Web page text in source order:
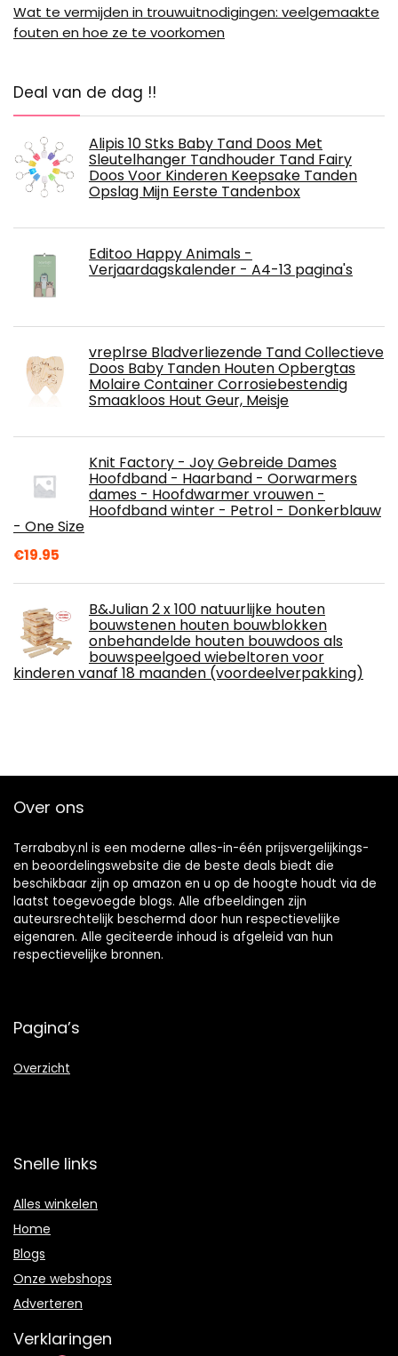
Wat te vermijden in trouwuitnodigingen: veelgemaakte
fouten en hoe ze te voorkomen
Deal van de dag !!
Alipis 10 Stks Baby Tand Doos Met
Sleutelhanger Tandhouder Tand Fairy
Doos Voor Kinderen Keepsake Tanden
Opslag Mijn Eerste Tandenbox
Editoo Happy Animals -
Verjaardagskalender - A4-13 pagina's
vreplrse Bladverliezende Tand Collectieve
Doos Baby Tanden Houten Opbergtas
Molaire Container Corrosiebestendig
Smaakloos Hout Geur, Meisje
Knit Factory - Joy Gebreide Dames
Hoofdband - Haarband - Oorwarmers
dames - Hoofdwarmer vrouwen -
Hoofdband winter - Petrol - Donkerblauw
- One Size
€19.95
B&Julian 2 x 100 natuurlijke houten
bouwstenen houten bouwblokken
onbehandelde houten bouwdoos als
bouwspeelgoed wiebeltoren voor
kinderen vanaf 18 maanden (voordeelverpakking)
Over ons
Terrababy.nl is een moderne alles-in-één prijsvergelijkings-
en beoordelingswebsite die de beste deals biedt die
beschikbaar zijn op amazon en u op de hoogte houdt via de
laatst toegevoegde blogs. Alle afbeeldingen zijn
auteursrechtelijk beschermd door hun respectievelijke
eigenaren. Alle geciteerde inhoud is afgeleid van hun
respectievelijke bronnen.
Pagina’s
Overzicht
Snelle links
Alles winkelen
Home
Blogs
Onze webshops
Adverteren
Verklaringen